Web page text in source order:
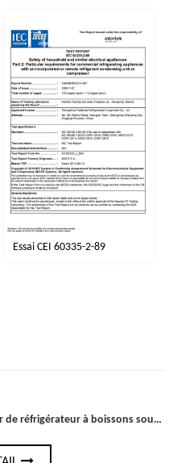
Essai CEI 60335-2-89
Comment choisir le bon refroidisseur de réfrigérateur à boissons sous le comptoir pour votre bar ou votre cuisine